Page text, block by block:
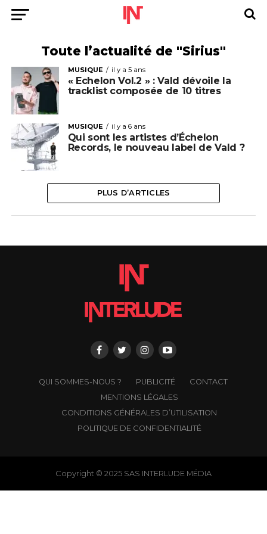
Toute l’actualité de "Sirius"
MUSIQUE il y a 5 ans
« Echelon Vol.2 » : Vald dévoile la
tracklist composée de 10 titres
MUSIQUE il y a 6 ans
Qui sont les artistes d’Échelon
Records, le nouveau label de Vald ?
PLUS D’ARTICLES
QUI SOMMES-NOUS ? PUBLICITÉ
CONTACT
MENTIONS LÉGALES
CONDITIONS GÉNÉRALES D’UTILISATION
POLITIQUE DE CONFIDENTIALITÉ
Copyright © 2025 SAS INTERLUDE MÉDIA